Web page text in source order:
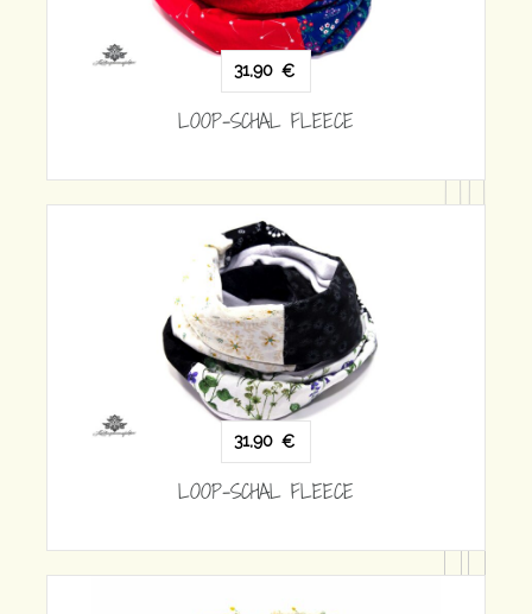
LOOP-SCHAL FLEECE